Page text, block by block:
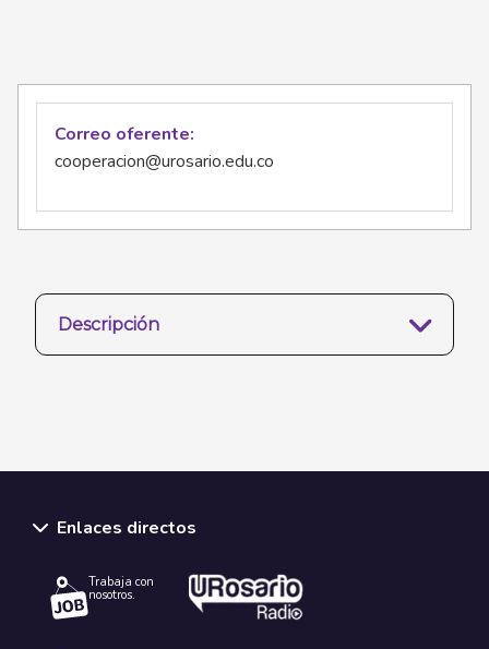
Correo oferente
cooperacion@urosario.edu.co
Descripción
Enlaces directos
Trabaja con
nosotros.